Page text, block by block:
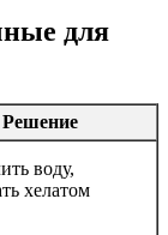
для
Решение
воду,
хелатом